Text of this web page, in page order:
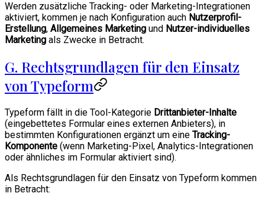
Werden zusätzliche Tracking- oder Marketing-Integrationen
aktiviert, kommen je nach Konfiguration auch Nutzerprofil-
Erstellung, Allgemeines Marketing und Nutzer-individuelles
Marketing als Zwecke in Betracht.
G. Rechtsgrundlagen für den Einsatz
von Typeform
Typeform fällt in die Tool-Kategorie Drittanbieter-Inhalte
(eingebettetes Formular eines externen Anbieters), in
bestimmten Konfigurationen ergänzt um eine Tracking-
Komponente (wenn Marketing-Pixel, Analytics-Integrationen
oder ähnliches im Formular aktiviert sind).
Als Rechtsgrundlagen für den Einsatz von Typeform kommen
in Betracht: